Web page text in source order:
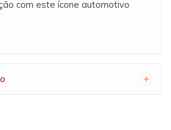
com este ícone automotivo